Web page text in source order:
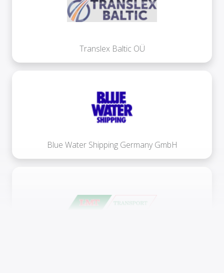
Translex Baltic OÜ
Blue Water Shipping Germany GmbH